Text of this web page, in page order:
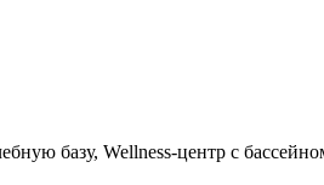
базу, Wellness-центр с